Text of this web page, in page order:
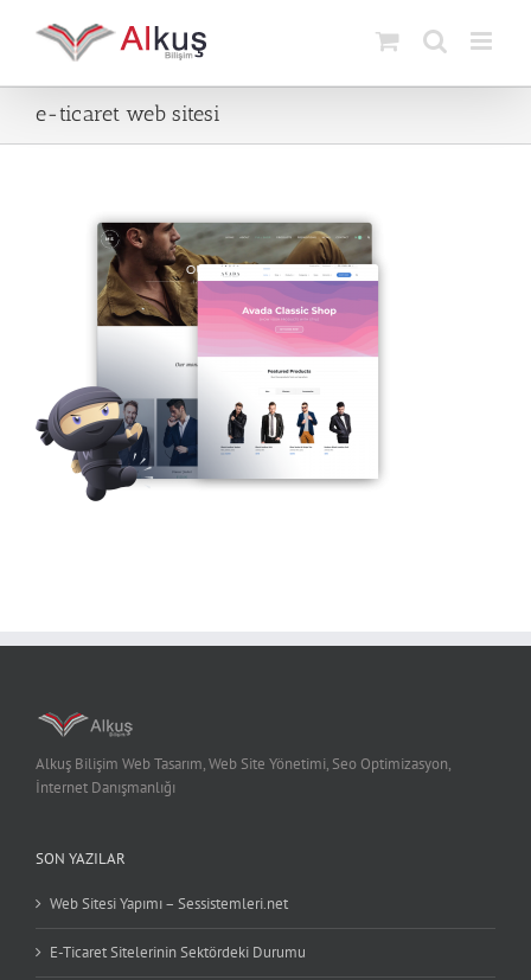
e-ticaret web sitesi
Alkuş Bilişim Web Tasarım, Web Site Yönetimi, Seo Optimizasyon,
İnternet Danışmanlığı
SON YAZILAR
Web Sitesi Yapımı – Sessistemleri.net
E-Ticaret Sitelerinin Sektördeki Durumu